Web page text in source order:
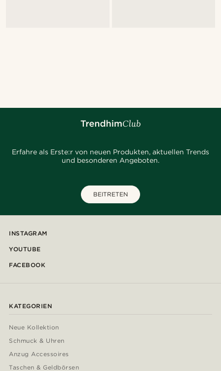
Erfahre als Erste:r von neuen Produkten, aktuellen Trends
und besonderen Angeboten.
BEITRETEN
INSTAGRAM
YOUTUBE
FACEBOOK
KATEGORIEN
Neue Kollektion
Schmuck & Uhren
Anzug Accessoires
Taschen & Geldbörsen